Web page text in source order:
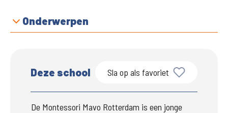
Onderwerpen
Deze school Sla op als favoriet
De Montessori Mavo Rotterdam is een jonge